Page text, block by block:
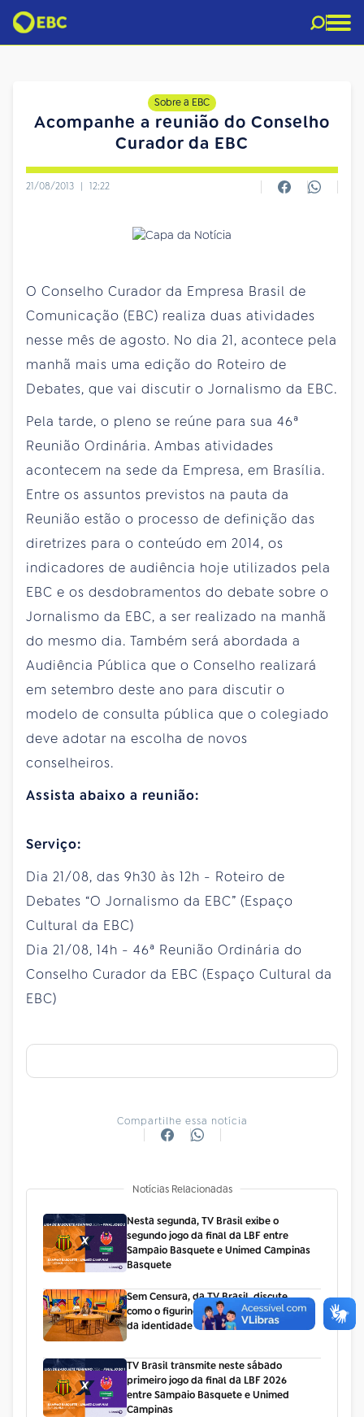
Sobre a EBC
Acompanhe a reunião do Conselho
Curador da EBC
21/08/2013 | 12:22
O Conselho Curador da Empresa Brasil de
Comunicação (EBC) realiza duas atividades
nesse mês de agosto. No dia 21, acontece pela
manhã mais uma edição do Roteiro de
Debates, que vai discutir o Jornalismo da EBC.
Pela tarde, o pleno se reúne para sua 46ª
Reunião Ordinária. Ambas atividades
acontecem na sede da Empresa, em Brasília.
Entre os assuntos previstos na pauta da
Reunião estão o processo de definição das
diretrizes para o conteúdo em 2014, os
indicadores de audiência hoje utilizados pela
EBC e os desdobramentos do debate sobre o
Jornalismo da EBC, a ser realizado na manhã
do mesmo dia. Também será abordada a
Audiência Pública que o Conselho realizará
em setembro deste ano para discutir o
modelo de consulta pública que o colegiado
deve adotar na escolha de novos
conselheiros.
Assista abaixo a reunião:
Serviço:
Dia 21/08, das 9h30 às 12h - Roteiro de
Debates “O Jornalismo da EBC” (Espaço
Cultural da EBC)
Dia 21/08, 14h - 46ª Reunião Ordinária do
Conselho Curador da EBC (Espaço Cultural da
EBC)
Compartilhe essa notícia
Notícias Relacionadas
Nesta segunda, TV Brasil exibe o
segundo jogo da final da LBF entre
Sampaio Basquete e Unimed Campinas
Basquete
Sem Censura, da TV Brasil, discute
como o figurino influencia na construção
da identidade
TV Brasil transmite neste sábado
primeiro jogo da final da LBF 2026
entre Sampaio Basquete e Unimed
Campinas